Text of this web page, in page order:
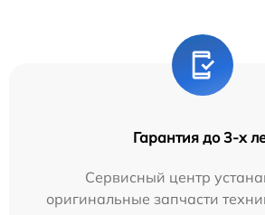
Гарантия до 3-х
Сервисный центр
оригинальные запчасти